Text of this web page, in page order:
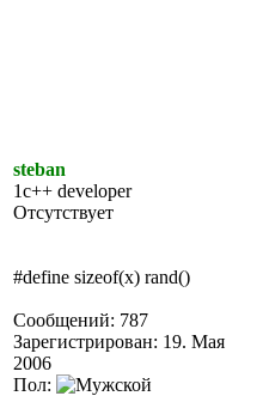
steban
1c++ developer
Отсутствует
#define sizeof(x) rand()
Сообщений: 787
Зарегистрирован: 19. Мая
2006
Пол: